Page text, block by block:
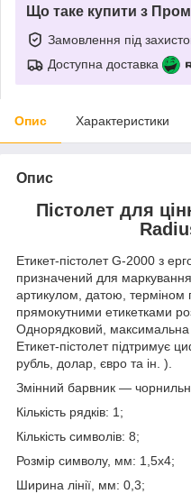
Що таке купити з
Замовлення під
Доступна доставка
Опис Характеристики
Опис
Пістолет для
Етикет-пістолет G-2000 з
призначений для
артикулом, датою, терміном
прямокутними етикетками
Однорядковий, максимальна
Етикет-пістолет підтримує
рубль, долар, євро та ін. ).
Змінний барвник —
Кількість рядків: 1;
Кількість символів: 8;
Розмір символу, мм: 1,5х4;
Ширина лінії, мм: 0,3;